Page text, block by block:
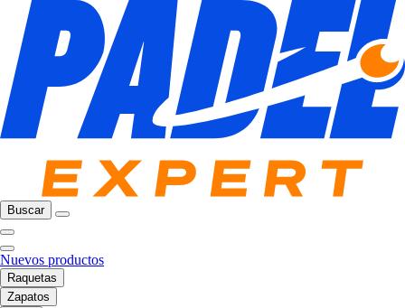
Buscar
Nuevos productos
Raquetas
Zapatos